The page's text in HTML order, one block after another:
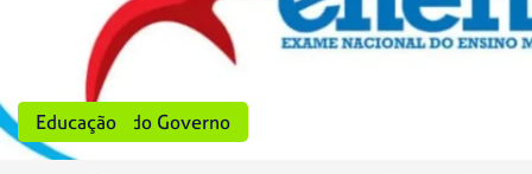
Programas do Governo
Educação